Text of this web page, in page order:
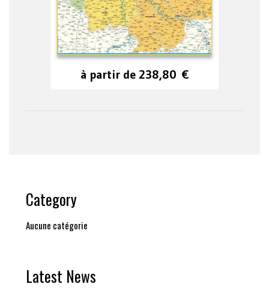
à partir de 238,80 €
Category
Aucune catégorie
Latest News